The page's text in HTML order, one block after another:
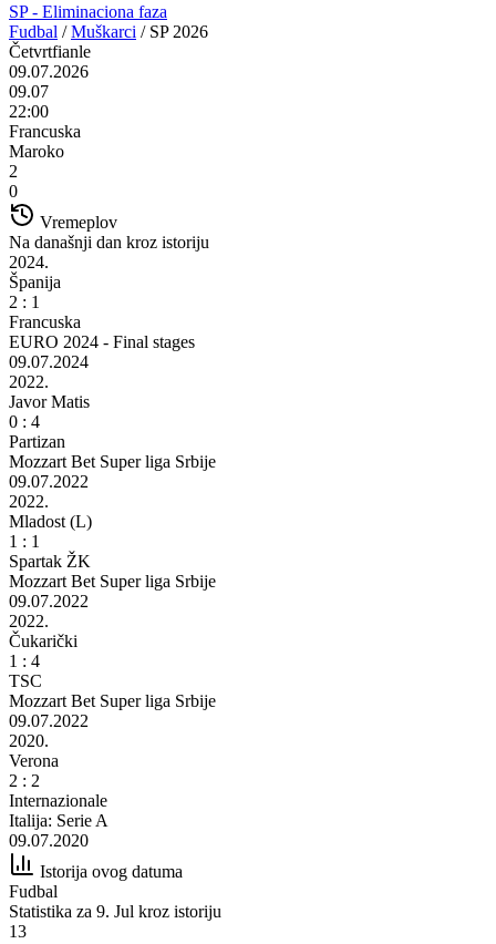
SP - Eliminaciona faza
Fudbal / Muškarci / SP 2026
Četvrtfianle
09.07.2026
09.07
22:00
Francuska
Maroko
2
0
Vremeplov
Na današnji dan kroz istoriju
2024.
Španija
2 : 1
Francuska
EURO 2024 - Final stages
09.07.2024
2022.
Javor Matis
0 : 4
Partizan
Mozzart Bet Super liga Srbije
09.07.2022
2022.
Mladost (L)
1 : 1
Spartak ŽK
Mozzart Bet Super liga Srbije
09.07.2022
2022.
Čukarički
1 : 4
TSC
Mozzart Bet Super liga Srbije
09.07.2022
2020.
Verona
2 : 2
Internazionale
Italija: Serie A
09.07.2020
Istorija ovog datuma
Fudbal
Statistika za 9. Jul kroz istoriju
13